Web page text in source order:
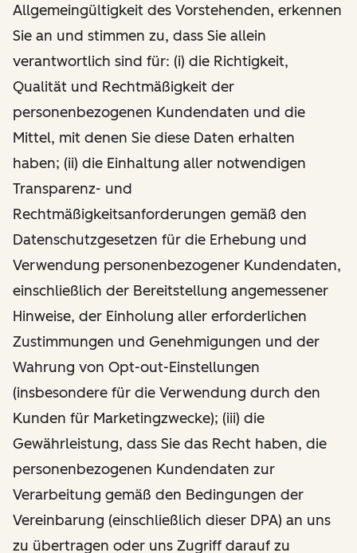
Allgemeingültigkeit des Vorstehenden, erkennen
Sie an und stimmen zu, dass Sie allein
verantwortlich sind für: (i) die Richtigkeit,
Qualität und Rechtmäßigkeit der
personenbezogenen Kundendaten und die
Mittel, mit denen Sie diese Daten erhalten
haben; (ii) die Einhaltung aller notwendigen
Transparenz- und
Rechtmäßigkeitsanforderungen gemäß den
Datenschutzgesetzen für die Erhebung und
Verwendung personenbezogener Kundendaten,
einschließlich der Bereitstellung angemessener
Hinweise, der Einholung aller erforderlichen
Zustimmungen und Genehmigungen und der
Wahrung von Opt-out-Einstellungen
(insbesondere für die Verwendung durch den
Kunden für Marketingzwecke); (iii) die
Gewährleistung, dass Sie das Recht haben, die
personenbezogenen Kundendaten zur
Verarbeitung gemäß den Bedingungen der
Vereinbarung (einschließlich dieser DPA) an uns
zu übertragen oder uns Zugriff darauf zu